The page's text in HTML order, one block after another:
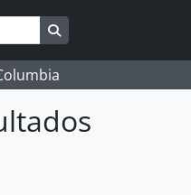
Search in browse page